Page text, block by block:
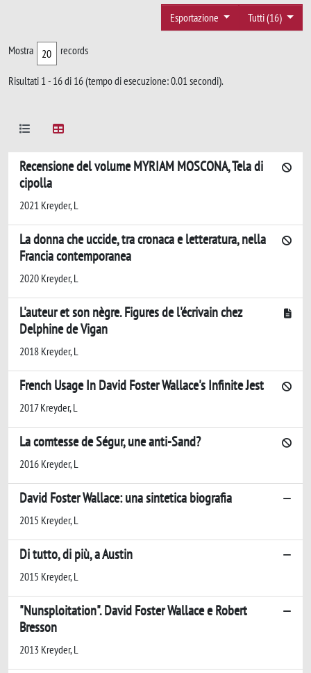
Tutti (16)
Esportazione
Mostra records
Risultati 1 - 16 di 16 (tempo di esecuzione: 0.01 secondi).
Recensione del volume MYRIAM MOSCONA, Tela di
cipolla
2021 Kreyder, L
La donna che uccide, tra cronaca e letteratura, nella
Francia contemporanea
2020 Kreyder, L
L'auteur et son nègre. Figures de l'écrivain chez
Delphine de Vigan
2018 Kreyder, L
French Usage In David Foster Wallace's Infinite Jest
2017 Kreyder, L
La comtesse de Ségur, une anti-Sand?
2016 Kreyder, L
David Foster Wallace: una sintetica biografia
2015 Kreyder, L
Di tutto, di più, a Austin
2015 Kreyder, L
"Nunsploitation". David Foster Wallace e Robert
Bresson
2013 Kreyder, L